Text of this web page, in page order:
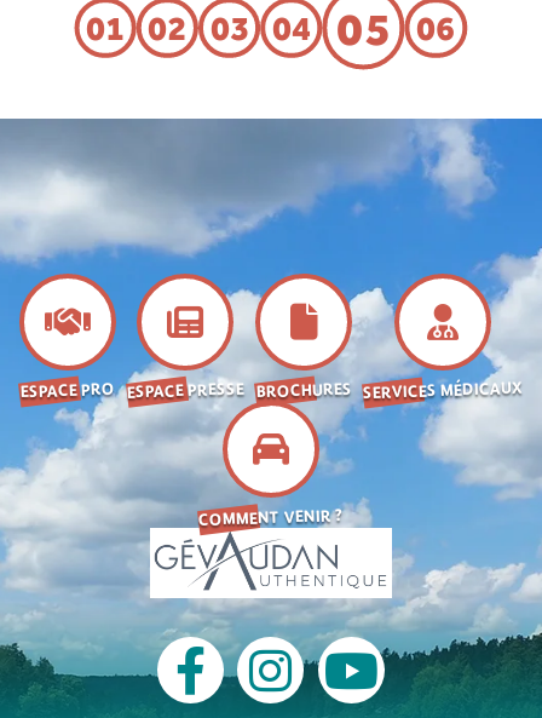
01 02 03 04 05 06
ESPACE PRO ESPACE PRESSE BROCHURES SERVICES MÉDICAUX
COMMENT VENIR ?